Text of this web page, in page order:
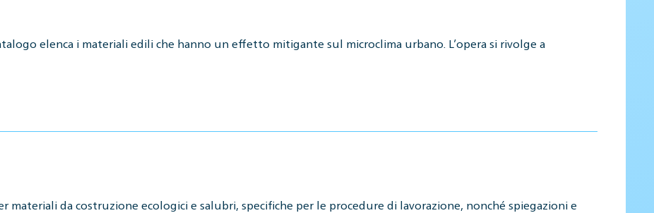
elenca i materiali edili che hanno un effetto mitigante sul microclima urbano. L’opera si rivolge a
materiali da costruzione ecologici e salubri, specifiche per le procedure di lavorazione, nonché spiegazioni e